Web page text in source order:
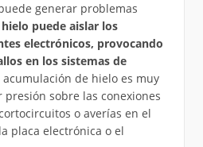
generar problemas
hielo puede aislar los
electrónicos, provocando
en los sistemas de
acumulación de hielo es muy
sobre las conexiones
o averías en el
placa electrónica o el